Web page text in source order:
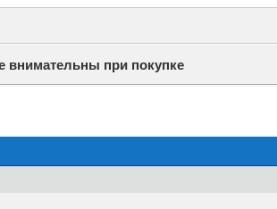
внимательны при покупке